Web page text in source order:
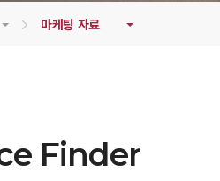
마케팅 자료
Finder